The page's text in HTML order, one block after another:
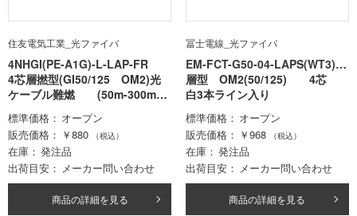
住友電気工業_光ファイバ
4NHGI(PE-A1G)-L-LAP-FR
4芯層撚型(GI50/125 OM2)光
ケーブル難燃 (50m-300mロ
ット価格)
標準価格
オープン
販売価格
￥880 （税込）
在庫
発注品
出荷目安
メーカー問い合わせ
商品の詳細を見る
冨士電線_光ファイバ
EM-FCT-G50-04-LAPS(WT3)-F
R
層型 OM2(50/125) 4芯
白3本ライン入り
標準価格
オープン
販売価格
￥968 （税込）
在庫
発注品
出荷目安
メーカー問い合わせ
商品の詳細を見る